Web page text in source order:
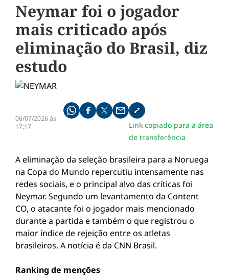
Neymar foi o jogador
mais criticado após
eliminação do Brasil, diz
estudo
06/07/2026 às
17:17
Compartilhe pelo whatsapp
Compartilhar no facebook
Compartilhar no twitter
Compartilhe pelo email
Copiar link da notícia
Link copiado para a área
de transferência
A eliminação da seleção brasileira para a Noruega
na Copa do Mundo repercutiu intensamente nas
redes sociais, e o principal alvo das críticas foi
Neymar. Segundo um levantamento da Content
CO, o atacante foi o jogador mais mencionado
durante a partida e também o que registrou o
maior índice de rejeição entre os atletas
brasileiros. A notícia é da CNN Brasil.
Ranking de menções